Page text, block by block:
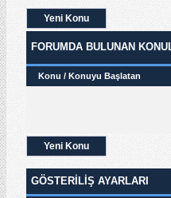
Yeni Konu
FORUMDA BULUNAN
Konu / Konuyu Başlatan
Yeni Konu
GÖSTERILIŞ AYARLARI